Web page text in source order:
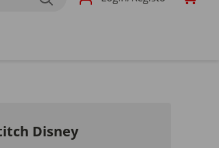
Disney